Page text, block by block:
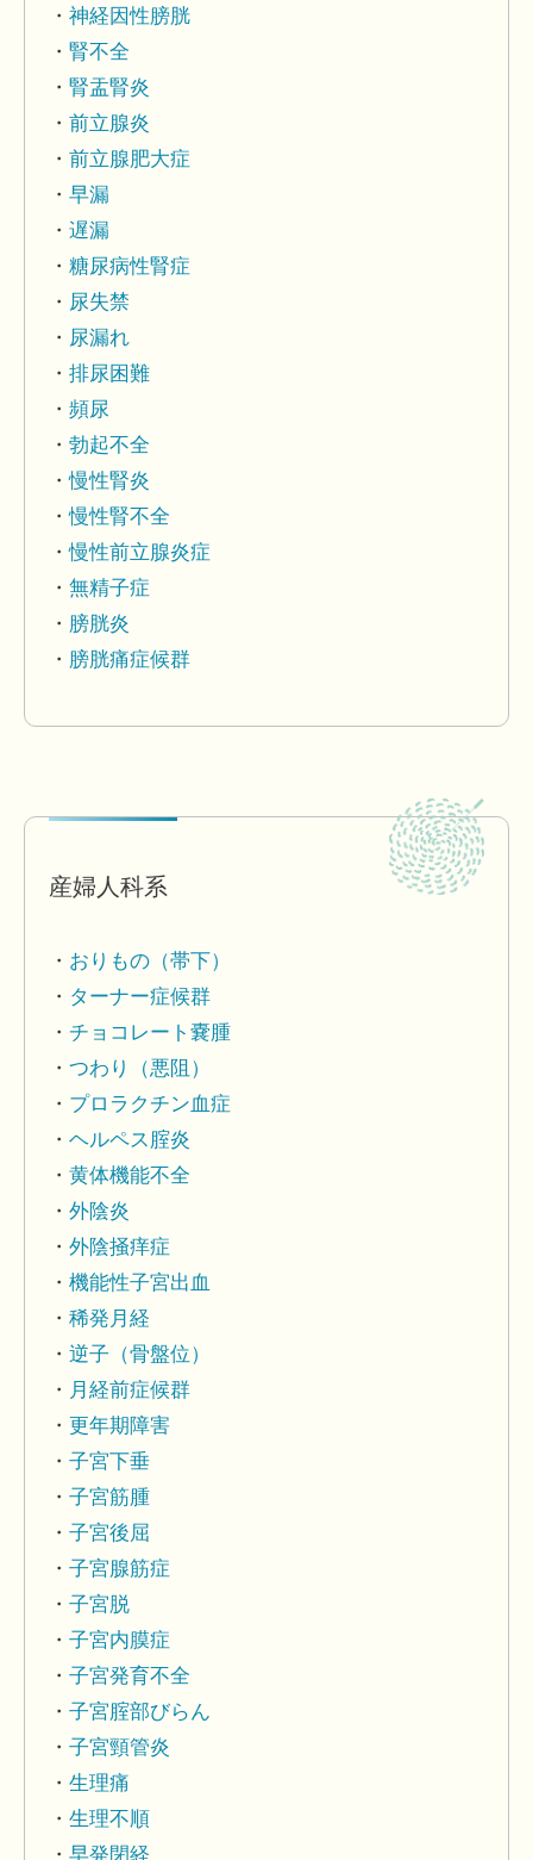
神経因性膀胱
腎不全
腎盂腎炎
前立腺炎
前立腺肥大症
早漏
遅漏
糖尿病性腎症
尿失禁
尿漏れ
排尿困難
頻尿
勃起不全
慢性腎炎
慢性腎不全
慢性前立腺炎症
無精子症
膀胱炎
膀胱痛症候群
産婦人科系
おりもの（帯下）
ターナー症候群
チョコレート嚢腫
つわり（悪阻）
プロラクチン血症
ヘルペス腟炎
黄体機能不全
外陰炎
外陰掻痒症
機能性子宮出血
稀発月経
逆子（骨盤位）
月経前症候群
更年期障害
子宮下垂
子宮筋腫
子宮後屈
子宮腺筋症
子宮脱
子宮内膜症
子宮発育不全
子宮腟部びらん
子宮頸管炎
生理痛
生理不順
早発閉経